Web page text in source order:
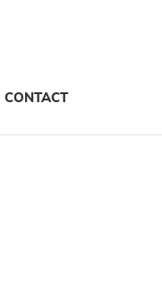
CONTACT